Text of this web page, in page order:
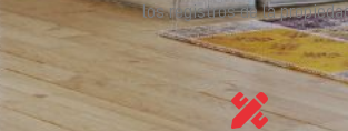
los registros de la